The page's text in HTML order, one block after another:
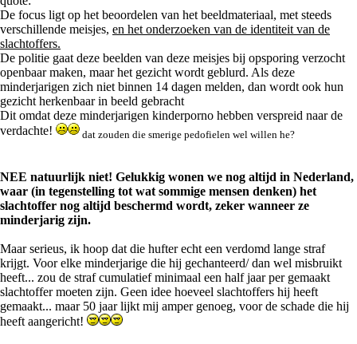
De focus ligt op het beoordelen van het beeldmateriaal, met steeds
verschillende meisjes, en het onderzoeken van de identiteit van de
slachtoffers.
De politie gaat deze beelden van deze meisjes bij opsporing verzocht
openbaar maken, maar het gezicht wordt geblurd. Als deze
minderjarigen zich niet binnen 14 dagen melden, dan wordt ook hun
gezicht herkenbaar in beeld gebracht
Dit omdat deze minderjarigen kinderporno hebben verspreid naar de
verdachte!
dat zouden die smerige pedofielen wel willen he?
NEE natuurlijk niet! Gelukkig wonen we nog altijd in Nederland,
waar (in tegenstelling tot wat sommige mensen denken) het
slachtoffer nog altijd beschermd wordt, zeker wanneer ze
minderjarig zijn.
Maar serieus, ik hoop dat die hufter echt een verdomd lange straf
krijgt. Voor elke minderjarige die hij gechanteerd/ dan wel misbruikt
heeft... zou de straf cumulatief minimaal een half jaar per gemaakt
slachtoffer moeten zijn. Geen idee hoeveel slachtoffers hij heeft
gemaakt... maar 50 jaar lijkt mij amper genoeg, voor de schade die hij
heeft aangericht!